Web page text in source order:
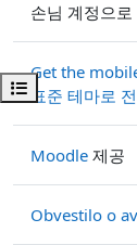
강의 목차 열기
손님 계정으로
Get the
표준 테마로
Moodle 제공
Obvestilo o